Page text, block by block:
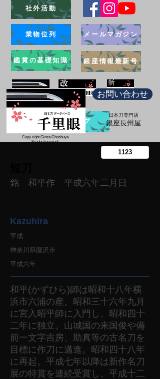
社外活動
業物位列
鑑賞の基礎知識
メールマガジン
銀座情報最新号
ブログ
お問い合わせ
日本刀専門店
​銀座長州屋
Copy right Ginza Choshuya
Production work
銘 和平作 平成六年二月日
Kazuhira
平成
神奈川県藤沢市
平成六年
和平(かずひら)師は昭和十八年横
浜市六浦の産。昭和三十六年九月
に宮入昭平師に入門し、昭和四十
二年に独立。山城国の来国俊や備
前一文字吉房、助真等の古名刀を
目標に作刀に邁進。昭和四十八年
に再起。平成七年以降は新作名刀
展の特賞を連続受賞し、平成十二